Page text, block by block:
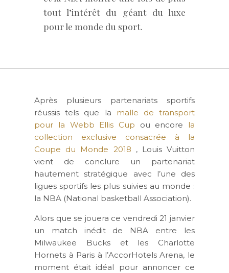
tout l’intérêt du géant du luxe
pour le monde du sport.
Après plusieurs partenariats sportifs
réussis tels que la malle de transport
pour la Webb Ellis Cup ou encore la
collection exclusive consacrée à la
Coupe du Monde 2018 , Louis Vuitton
vient de conclure un partenariat
hautement stratégique avec l’une des
ligues sportifs les plus suivies au monde :
la NBA (National basketball Association).
Alors que se jouera ce vendredi 21 janvier
un match inédit de NBA entre les
Milwaukee Bucks et les Charlotte
Hornets à Paris à l’AccorHotels Arena, le
moment était idéal pour annoncer ce